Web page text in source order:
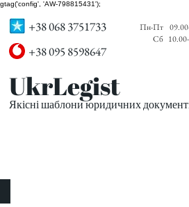
gtag('config', 'AW-798815431');
+38 068 3751733
+38 095 8598647
Пн-Пт
Сб
UkrLegist
Якісні шаблони юридичних